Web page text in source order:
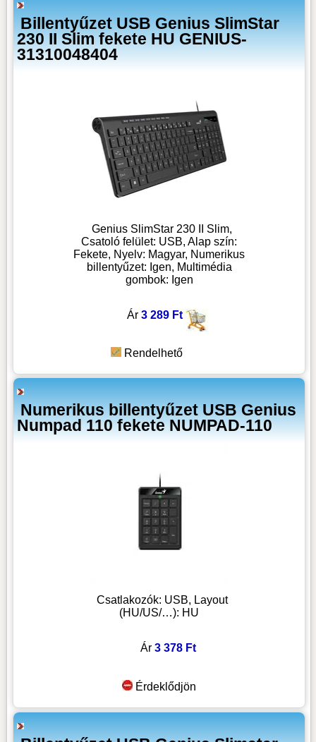
Billentyűzet USB Genius SlimStar
230 II Slim fekete HU GENIUS-
31310048404
Genius SlimStar 230 II Slim,
Csatoló felület: USB, Alap szín:
Fekete, Nyelv: Magyar, Numerikus
billentyűzet: Igen, Multimédia
gombok: Igen
Ár 3 289 Ft
Rendelhető
Numerikus billentyűzet USB Genius
Numpad 110 fekete NUMPAD-110
Csatlakozók: USB, Layout
(HU/US/…): HU
Ár3 378 Ft
Érdeklődjön